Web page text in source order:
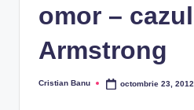
omor – cazul
Armstrong
Posted
Cristian Banu octombrie 23, 2012